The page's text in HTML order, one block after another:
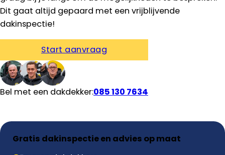
Dit gaat altijd gepaard met een vrijblijvende
dakinspectie!
Start aanvraag
Bel met een dakdekker:085 130 7634
Gratis dakinspectie en advies op maat